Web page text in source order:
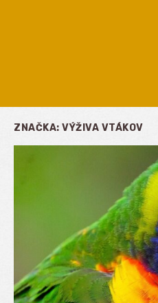
ZNAČKA: VÝŽIVA VTÁKOV